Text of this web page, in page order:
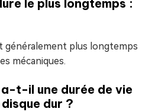
le plus longtemps :
généralement plus longtemps
mécaniques.
a-t-il une durée de vie
dur ?